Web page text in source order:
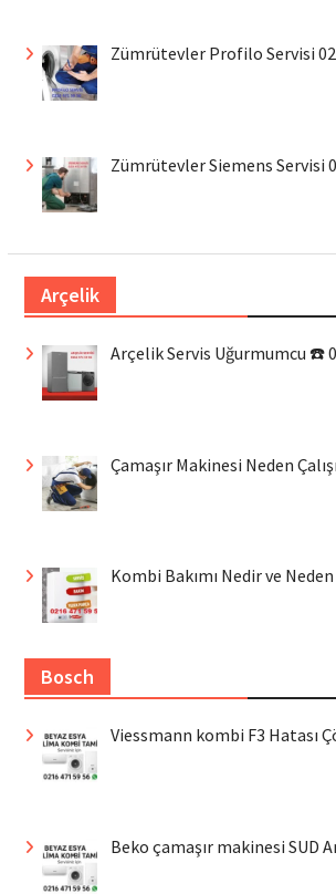
Zümrütevler Profilo Servisi
Zümrütevler Siemens Servisi
Arçelik
Arçelik Servis Uğurmumcu ☎️
Çamaşır Makinesi Neden
Kombi Bakımı Nedir ve Neden
Bosch
Viessmann kombi F3 Hatası
Beko çamaşır makinesi SUD